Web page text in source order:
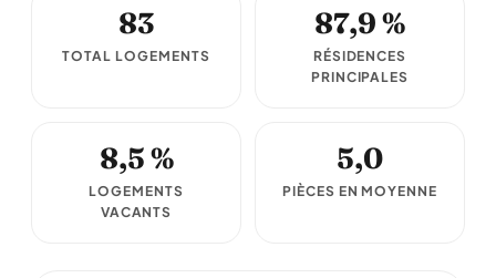
83
TOTAL LOGEMENTS
87,9 %
RÉSIDENCES
PRINCIPALES
8,5 %
LOGEMENTS
VACANTS
5,0
PIÈCES EN MOYENNE